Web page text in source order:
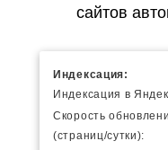
сайтов
Индексация:
Индексация в
Скорость
(страниц/сутки):